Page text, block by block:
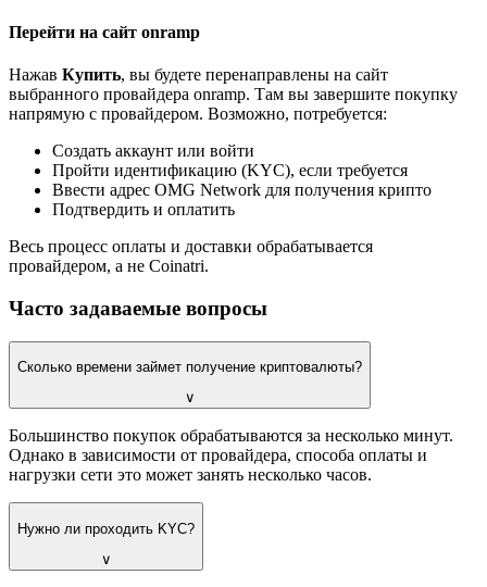
Перейти на сайт onramp
Нажав Купить, вы будете перенаправлены на сайт
выбранного провайдера onramp. Там вы завершите покупку
напрямую с провайдером. Возможно, потребуется:
Создать аккаунт или войти
Пройти идентификацию (KYC), если требуется
Ввести адрес OMG Network для получения крипто
Подтвердить и оплатить
Весь процесс оплаты и доставки обрабатывается
провайдером, а не Coinatri.
Часто задаваемые вопросы
Сколько времени займет получение криптовалюты?
∨
Большинство покупок обрабатываются за несколько минут.
Однако в зависимости от провайдера, способа оплаты и
нагрузки сети это может занять несколько часов.
Нужно ли проходить KYC?
∨